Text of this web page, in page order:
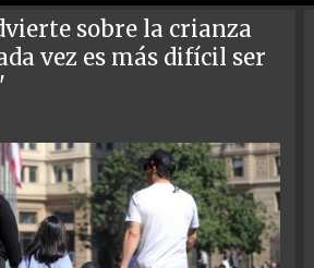
sobre la crianza
vez es más difícil ser